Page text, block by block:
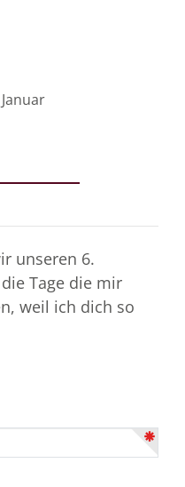
unseren 6.
Tage die mir
weil ich dich so